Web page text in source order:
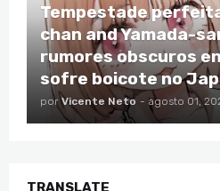
Tempestade
chan and Yamada-
rumores obscuros
sofre boicote no
por Vicente Neto - agosto 01,